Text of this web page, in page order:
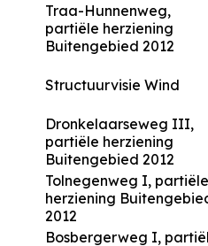
Traa-Hunnenweg,
partiële herziening
Buitengebied 2012
Structuurvisie Wind
Dronkelaarseweg III,
partiële herziening
Buitengebied 2012
Tolnegenweg I, partiële
herziening
2012
Bosbergerweg I,